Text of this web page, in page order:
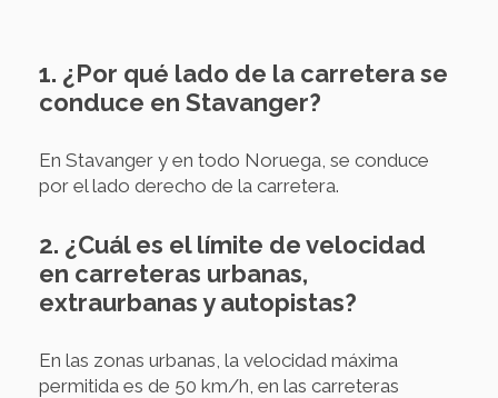
1. ¿Por qué lado de la carretera se
conduce en Stavanger?
En Stavanger y en todo Noruega, se conduce
por el lado derecho de la carretera.
2. ¿Cuál es el límite de velocidad
en carreteras urbanas,
extraurbanas y autopistas?
En las zonas urbanas, la velocidad máxima
permitida es de 50 km/h, en las carreteras